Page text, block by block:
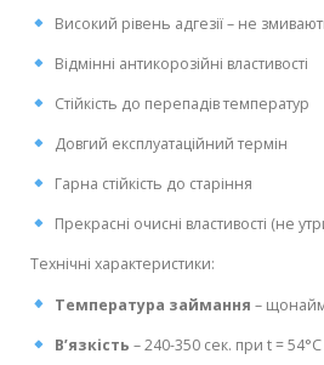
Високий рівень адгезії – не
Відмінні антикорозійні властивості
Стійкість до перепадів температур
Довгий експлуатаційний термін
Гарна стійкість до старіння
Прекрасні очисні властивості (не
Технічні характеристики:
Температура займання –
В’язкість – 240-350 сек. при t = 54°С